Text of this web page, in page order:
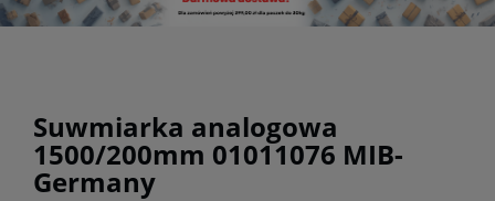
Suwmiarka analogowa
1500/200mm 01011076 MIB-
Germany